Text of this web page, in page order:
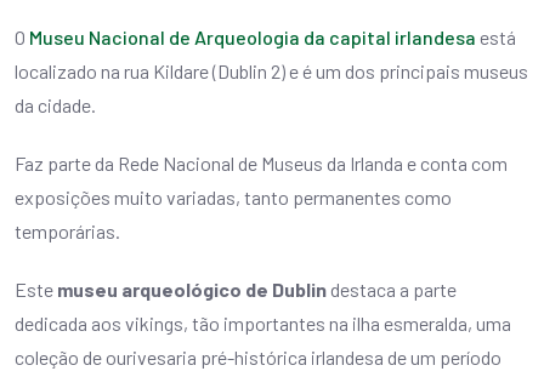
O Museu Nacional de Arqueologia da capital irlandesa está
localizado na rua Kildare (Dublin 2) e é um dos principais museus
da cidade.
Faz parte da Rede Nacional de Museus da Irlanda e conta com
exposições muito variadas, tanto permanentes como
temporárias.
Este museu arqueológico de Dublin destaca a parte
dedicada aos vikings, tão importantes na ilha esmeralda, uma
coleção de ourivesaria pré-histórica irlandesa de um período